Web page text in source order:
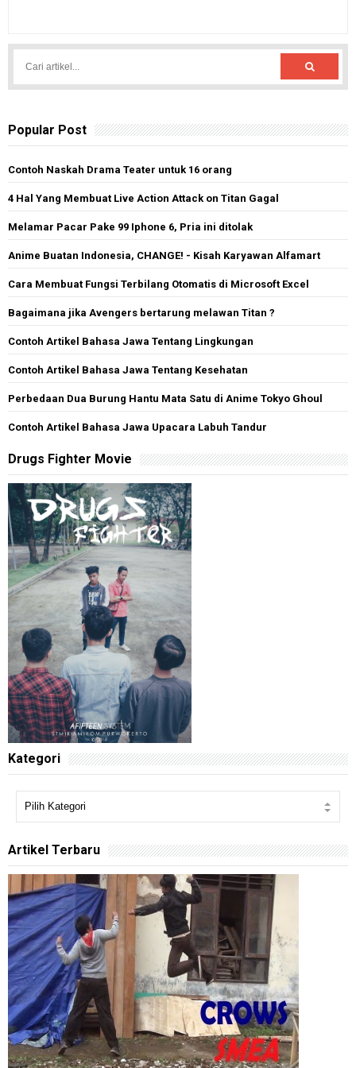
Popular Post
Contoh Naskah Drama Teater untuk 16 orang
4 Hal Yang Membuat Live Action Attack on Titan Gagal
Melamar Pacar Pake 99 Iphone 6, Pria ini ditolak
Anime Buatan Indonesia, CHANGE! - Kisah Karyawan Alfamart
Cara Membuat Fungsi Terbilang Otomatis di Microsoft Excel
Bagaimana jika Avengers bertarung melawan Titan ?
Contoh Artikel Bahasa Jawa Tentang Lingkungan
Contoh Artikel Bahasa Jawa Tentang Kesehatan
Perbedaan Dua Burung Hantu Mata Satu di Anime Tokyo Ghoul
Contoh Artikel Bahasa Jawa Upacara Labuh Tandur
Drugs Fighter Movie
Kategori
Artikel Terbaru